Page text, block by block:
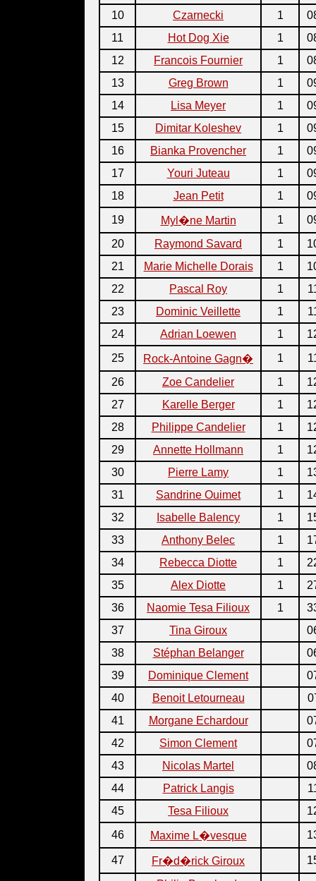
10
Czarnecki 1
11
Hot Dog Xie 1
12
Francois Fournier 1
13
Greg Brown 1
14
Lisa Meyer 1
15
Dimitar Koleshev 1
16
Bianka Provencher 1
17
Youri Juteau 1
18
Jean Petit 1
19
Myl�ne Martin 1
20
Raymond Savard 1
21
Marie Michelle Dorais 1
22
Pascal Roy 1
23
Dominic Veillette 1
24
Adrian Loewen 1
25
Rock-Antoine Gagn� 1
26
Zoe Candelier 1
27
Karelle Berger 1
28
Philippe Candelier 1
29
Annette Hollmann 1
30
Pierre Lamy 1
31
Sandrine Ouimet 1
32
Isabelle Balency 1
33
Anthony Belec 1
34
Rebecca Diotte 1
35
Alex Diotte 1
36
Naomie Tesa Filioux 1
37
Tina Giroux
38
Stéphan Belanger
39
Dominique Clement
40
Benoit Letourneau
41
Morgane Echardour
42
Simon Clement
43
Nicolas Martel
44
Patrick Langis
45
Tesa Filioux
46
Maxime L�vesque
47 Fr�d�rick Giroux